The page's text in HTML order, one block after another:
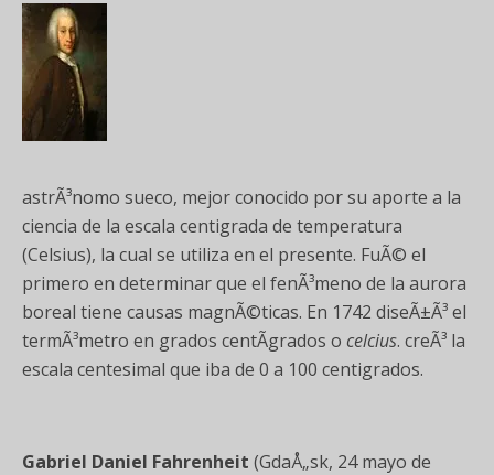
astrÃ³nomo sueco, mejor conocido por su aporte a la
ciencia de la escala centigrada de temperatura
(Celsius), la cual se utiliza en el presente. FuÃ© el
primero en determinar que el fenÃ³meno de la aurora
boreal tiene causas magnÃ©ticas. En 1742 diseÃ±Ã³ el
termÃ³metro en grados centÃ­grados o celcius. creÃ³ la
escala centesimal que iba de 0 a 100 centigrados.
Gabriel Daniel Fahrenheit (GdaÅ„sk, 24 mayo de